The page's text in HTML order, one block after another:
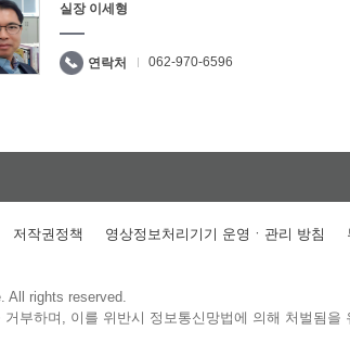
실장 이세형
연락처 062-970-6596
저작권정책 영상정보처리기기 운영ㆍ관리 방침
All rights reserved.
부하며, 이를 위반시 정보통신망법에 의해 처벌됨을